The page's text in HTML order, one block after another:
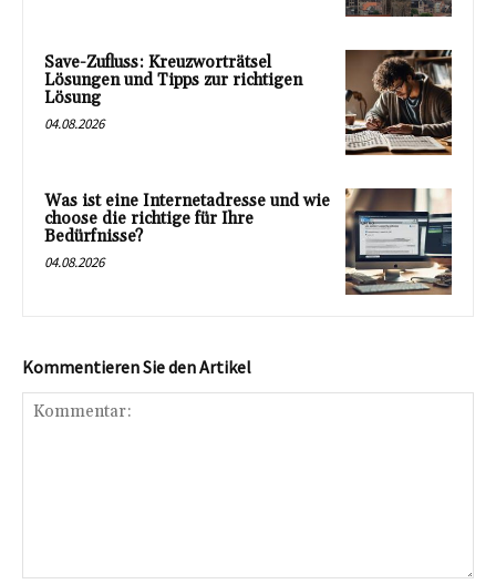
Save-Zufluss: Kreuzworträtsel
Lösungen und Tipps zur richtigen
Lösung
04.08.2026
Was ist eine Internetadresse und wie
choose die richtige für Ihre
Bedürfnisse?
04.08.2026
Kommentieren Sie den Artikel